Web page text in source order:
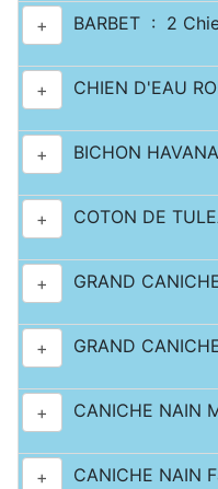
+ BARBET : 2
+ CHIEN D'EAU
+ BICHON
+ COTON DE
+ GRAND
+ GRAND
+ CANICHE NAIN
+ CANICHE NAIN